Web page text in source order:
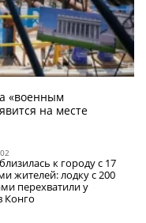
«военным
на месте
к городу с 17
жителей: лодку с 200
перехватили у
Конго